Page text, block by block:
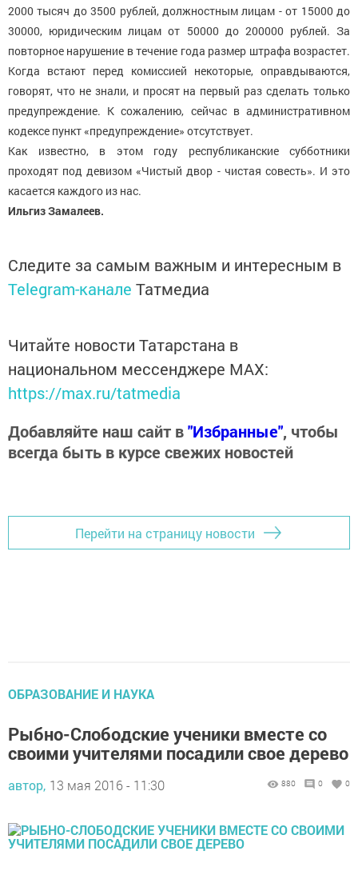
2000 тысяч до 3500 рублей, должностным лицам - от 15000 до
30000, юридическим лицам от 50000 до 200000 рублей. За
повторное нарушение в течение года размер штрафа возрастет.
Когда встают перед комиссией некоторые, оправдываются,
говорят, что не знали, и просят на первый раз сделать только
предупреждение. К сожалению, сейчас в административном
кодексе пункт «предупреждение» отсутствует.
Как известно, в этом году республиканские субботники
проходят под девизом «Чистый двор - чистая совесть». И это
касается каждого из нас.
Ильгиз Замалеев.
Следите за самым важным и интересным в
Telegram-канале Татмедиа
Читайте новости Татарстана в
национальном мессенджере MАХ:
https://max.ru/tatmedia
Добавляйте наш сайт в"Избранные", чтобы
всегда быть в курсе свежих новостей
Перейти на страницу новости
ОБРАЗОВАНИЕ И НАУКА
Рыбно-Слободские ученики вместе со
своими учителями посадили свое дерево
автор, 13 мая 2016 - 11:30 880 0 0